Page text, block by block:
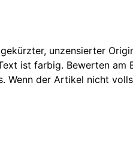
unzensierter
ist farbig. Bewerten
Wenn der Artikel nicht